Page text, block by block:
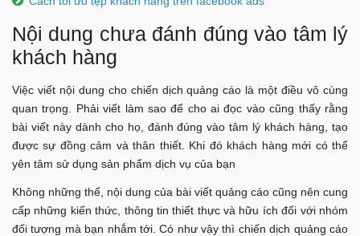
Nội dung chưa đánh đúng vào tâm lý
khách hàng
Việc viết nội dung cho chiến dịch quảng cáo là một điều vô cùng
quan trọng. Phải viết làm sao để cho ai đọc vào cũng thấy rằng
bài viết này dành cho họ, đánh đúng vào tâm lý khách hàng, tạo
được sự đồng cảm và thân thiết. Khi đó khách hàng mới có thể
yên tâm sử dụng sản phẩm dịch vụ của bạn
Không những thế, nội dung của bài viết quảng cáo cũng nên cung
cấp những kiến thức, thông tin thiết thực và hữu ích đối với nhóm
đối tượng mà bạn nhắm tới. Có như vậy thì chiến dịch quảng cáo